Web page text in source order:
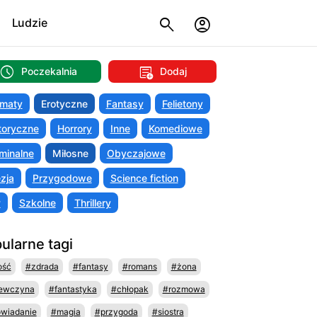
Ludzie
Poczekalnia Dodaj
Erotyczne Fantasy Felietony
Horrory Inne Komediowe
Miłosne Obyczajowe
Przygodowe Science fiction
Szkolne Thrillery
tagi
#zdrada #fantasy #romans #żona
#fantastyka #chłopak #rozmowa
#magia #przygoda #siostra